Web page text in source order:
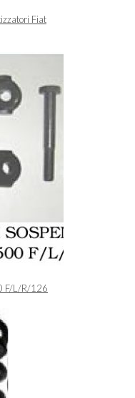
Fiat
F/L/R/126